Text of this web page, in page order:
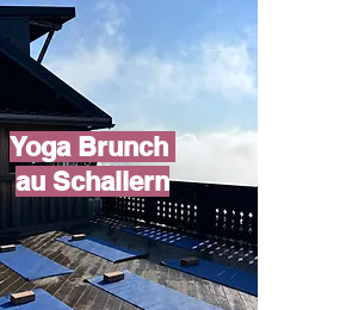
Yoga Brunch
au Schallern